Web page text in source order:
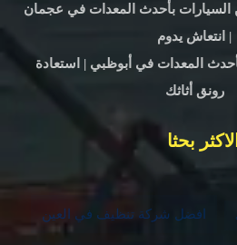
من السيارات بأحدث المعدات في عجمان
| انتعاش يدوم
المعدات في أبوظبي | استعادة
رونق أثاثك
الاكثر بحثا
افضل شركة تنظيف في العين